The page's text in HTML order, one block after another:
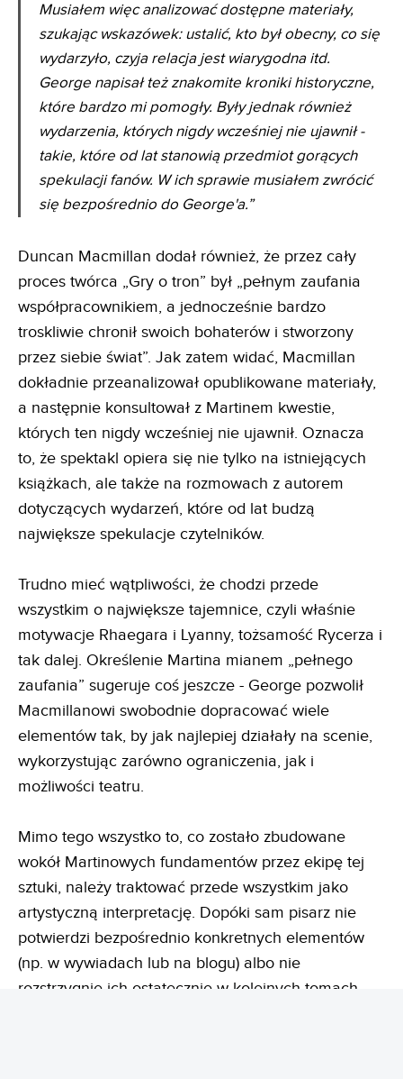
Musiałem więc analizować dostępne materiały,
szukając wskazówek: ustalić, kto był obecny, co się
wydarzyło, czyja relacja jest wiarygodna itd.
George napisał też znakomite kroniki historyczne,
które bardzo mi pomogły. Były jednak również
wydarzenia, których nigdy wcześniej nie ujawnił -
takie, które od lat stanowią przedmiot gorących
spekulacji fanów. W ich sprawie musiałem zwrócić
się bezpośrednio do George'a.”
Duncan Macmillan dodał również, że przez cały
proces twórca „Gry o tron” był „pełnym zaufania
współpracownikiem, a jednocześnie bardzo
troskliwie chronił swoich bohaterów i stworzony
przez siebie świat”. Jak zatem widać, Macmillan
dokładnie przeanalizował opublikowane materiały,
a następnie konsultował z Martinem kwestie,
których ten nigdy wcześniej nie ujawnił. Oznacza
to, że spektakl opiera się nie tylko na istniejących
książkach, ale także na rozmowach z autorem
dotyczących wydarzeń, które od lat budzą
największe spekulacje czytelników.
Trudno mieć wątpliwości, że chodzi przede
wszystkim o największe tajemnice, czyli właśnie
motywacje Rhaegara i Lyanny, tożsamość Rycerza i
tak dalej. Określenie Martina mianem „pełnego
zaufania” sugeruje coś jeszcze - George pozwolił
Macmillanowi swobodnie dopracować wiele
elementów tak, by jak najlepiej działały na scenie,
wykorzystując zarówno ograniczenia, jak i
możliwości teatru.
Mimo tego wszystko to, co zostało zbudowane
wokół Martinowych fundamentów przez ekipę tej
sztuki, należy traktować przede wszystkim jako
artystyczną interpretację. Dopóki sam pisarz nie
potwierdzi bezpośrednio konkretnych elementów
(np. w wywiadach lub na blogu) albo nie
rozstrzygnie ich ostatecznie w kolejnych tomach